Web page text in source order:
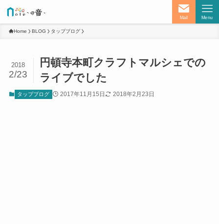
Mail Menu
Home BLOG タップブログ
円頓寺本町クラフトマルシェでの
ライブでした
2018
2/23
タップブログ 2017年11月15日 2018年2月23日